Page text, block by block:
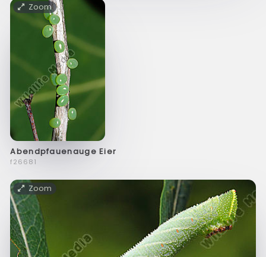
Zoom
Abendpfauenauge Eier
f26681
Zoom